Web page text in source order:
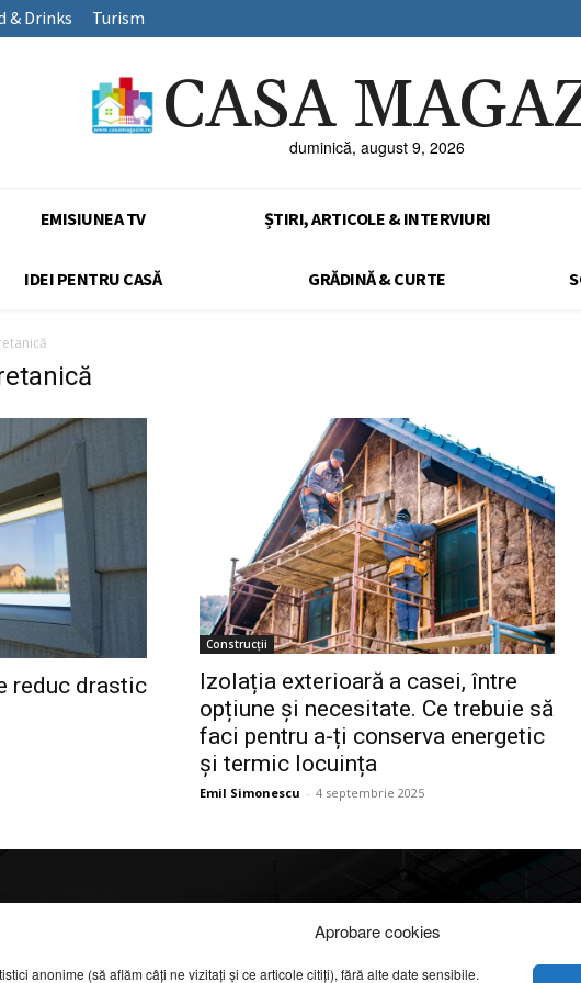
Aprobare cookies
anonime (să aflăm câți ne vizitați și ce articole citiți), fără alte date sensibile.
& Drinks Turism
CASAduminică, august 9, 2026
EMISIUNEA TV ȘTIRI, ARTICOLE & INTERVIURI
IDEI PENTRU CASĂ GRĂDINĂ & CURTE
reduc drastic
Construcții
Izolația exterioară a casei, între
opțiune și necesitate. Ce trebuie să
faci pentru a-ți conserva energetic
și termic locuința
Emil Simonescu - 4 septembrie 2025
Info
DESPRE NOI